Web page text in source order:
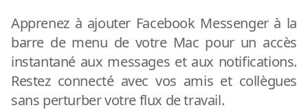
Apprenez à ajouter Facebook Messenger à la
barre de menu de votre Mac pour un accès
instantané aux messages et aux notifications.
Restez connecté avec vos amis et collègues
sans perturber votre flux de travail.